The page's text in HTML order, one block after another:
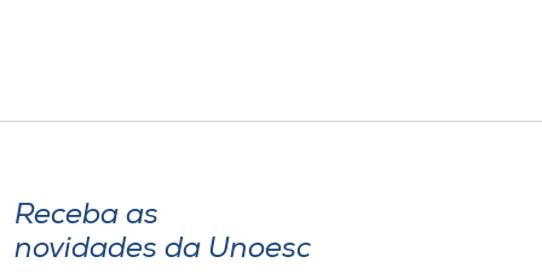
Receba as
novidades da Unoesc